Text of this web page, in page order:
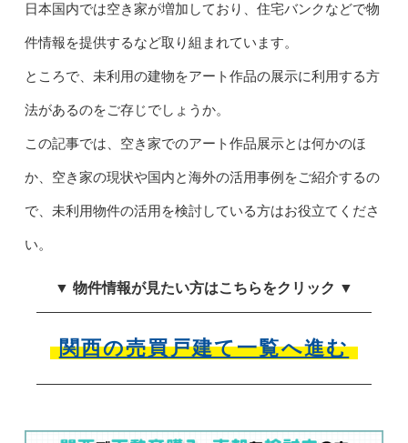
日本国内では空き家が増加しており、住宅バンクなどで物
件情報を提供するなど取り組まれています。
ところで、未利用の建物をアート作品の展示に利用する方
法があるのをご存じでしょうか。
この記事では、空き家でのアート作品展示とは何かのほ
か、空き家の現状や国内と海外の活用事例をご紹介するの
で、未利用物件の活用を検討している方はお役立てくださ
い。
▼ 物件情報が見たい方はこちらをクリック ▼
関西の売買戸建て一覧へ進む